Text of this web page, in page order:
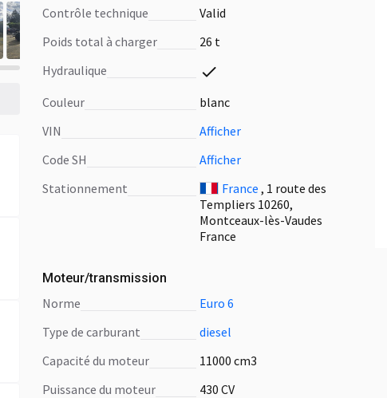
Contrôle technique
Valid
Poids total à charger
26 t
Hydraulique
Сouleur
blanc
VIN
Afficher
Code SH
Afficher
Stationnement
France , 1 route des
Templiers 10260,
Montceaux-lès-Vaudes
France
Moteur/transmission
norme
Euro 6
type de carburant
diesel
capacité du moteur
11000 cm3
puissance du moteur
430 CV